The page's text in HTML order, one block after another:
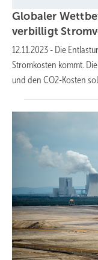
Globaler
verbilligt
12.11.2023 - Die
Stromkosten kommt.
und den CO2-Kosten